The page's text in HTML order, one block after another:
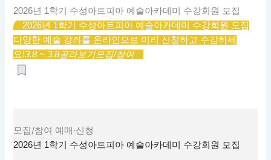
2026년 1학기 수성아트피아 예술아카데미 수강회원 모집
2026년 1학기 수성아트피아 예술아카데미 수강회원 모집
다양한 예술 강좌를 온라인으로 미리 신청하고 수강하세
요!3.8 ~ 3.8골라보기모집/참여
모집/참여 예매·신청
2026년 1학기 수성아트피아 예술아카데미 수강회원 모집